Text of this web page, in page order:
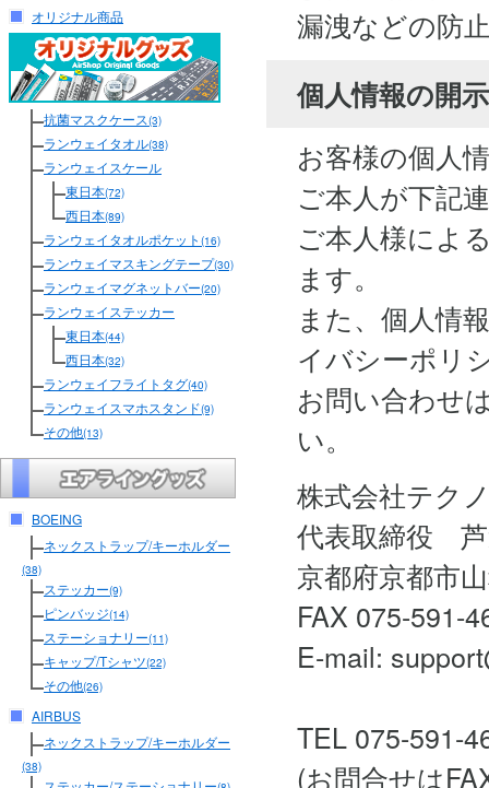
オリジナル商品
抗菌マスクケース(3)
ランウェイタオル(38)
ランウェイスケール
東日本(72)
西日本(89)
ランウェイタオルポケット (16)
ランウェイマスキングテープ(30)
ランウェイマグネットバー(20)
ランウェイステッカー
東日本(44)
西日本(32)
ランウェイフライトタグ(40)
ランウェイスマホスタンド(9)
その他(13)
BOEING
ネックストラップ/キーホルダー
(38)
ステッカー(9)
ピンバッジ(14)
ステーショナリー(11)
キャップ/Tシャツ(22)
その他(26)
AIRBUS
ネックストラップ/キーホルダー
(38)
漏洩などの防
個人情報の開
お客様の個人
ご本人が下記
ご本人様によ
ます。
また、個人情
イバシーポリ
お問い合わせ
い。
株式会社テク
代表取締役
京都府京都市
FAX 075-591-
E-mail:
TEL 075-591-
(お問合せは